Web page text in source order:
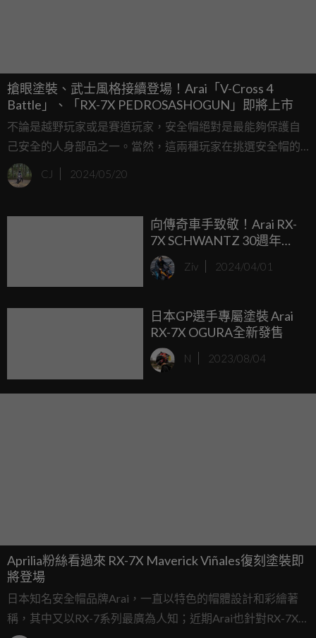
搶眼塗裝、武士風格接續登場！Arai「V-Cross 4
Battle」、「RX-7X PEDROSASHOGUN」即將上市
不論是越野玩家或是賽道玩家，安全帽絕對是最能夠保護自
己安全的人身部品之一。當然，這兩種玩家在挑選安全帽的
時候絕對會有不同的考量，比方說越野玩家注重的可能會試
避震及保護頭部的效果、賽道玩家注重的比較偏向是安全帽
一，不妨來看看Arai即將在6月下旬及7月初推出的越野帽
「V-Cross 4 Battle」以及賽道專用的「RX-7X
CJ 2024/05/20
向傳奇車手致敬！Arai RX-
7X SCHWANTZ 30週年紀
念塗裝五月登場
Ziv 2024/04/01
日本GP選手專屬塗裝 Arai
RX-7X OGURA全新發售
N 2023/08/04
Aprilia粉絲看過來 RX-7X Maverick Viñales復刻塗裝即
將登場
日本知名安全帽品牌Arai，一直以特色的帽體設計和彩繪著
稱，其中又以RX-7系列最廣為人知；近期Arai也針對RX-7X